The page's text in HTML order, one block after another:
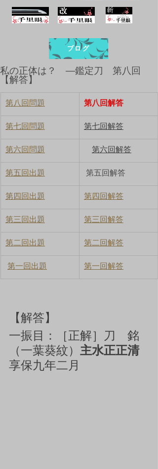
ブログ
私の正体は？ ―鑑定刀 第八回
【解答】
第八回問題 第八回解答
第七回問題 第七回解答
第六回問題 第六回解答
第五回出題 第五回解答
第四回出題 第四回解答
第三回出題 第三回解答
第二回出題 第二回解答
第一回出題 第一回解答
【解答】
一振目：［正解］
刀　銘
（一葉葵紋） 主水正正清
享保九年二月